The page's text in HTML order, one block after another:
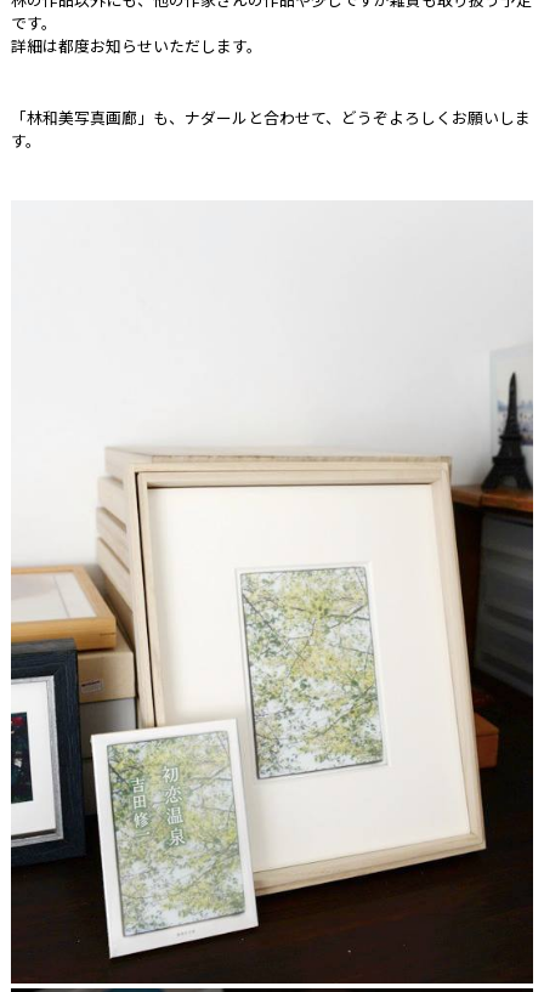
です。
詳細は都度お知らせいただします。
「林和美写真画廊」も、ナダールと合わせて、どうぞよろしくお願いしま
す。